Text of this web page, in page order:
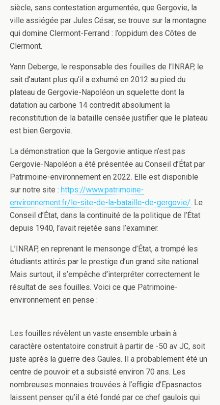
siècle, sans contestation argumentée, que Gergovie, la
ville assiégée par Jules César, se trouve sur la montagne
qui domine Clermont-Ferrand : l’oppidum des Côtes de
Clermont.
Yann Deberge, le responsable des fouilles de l’INRAP, le
sait d’autant plus qu’il a exhumé en 2012 au pied du
plateau de Gergovie-Napoléon un squelette dont la
datation au carbone 14 contredit absolument la
reconstitution de la bataille censée justifier que le plateau
est bien Gergovie.
La démonstration que la Gergovie antique n’est pas
Gergovie-Napoléon a été présentée au Conseil d’État par
Patrimoine-environnement en 2022. Elle est disponible
sur notre site : https://www.patrimoine-
environnement.fr/le-site-de-la-bataille-de-gergovie/. Le
Conseil d’État, dans la continuité de la politique de l’État
depuis 1940, l’avait rejetée sans l’examiner.
L’INRAP, en reprenant le mensonge d’État, a trompé les
étudiants attirés par le prestige d’un grand site national.
Mais surtout, il s’empêche d’interpréter correctement le
résultat de ses fouilles. Voici ce que Patrimoine-
environnement en pense :
Les fouilles révèlent un vaste ensemble urbain à
caractère ostentatoire construit à partir de -50 av JC, soit
juste après la guerre des Gaules. Il a probablement été un
centre de pouvoir et a subsisté environ 70 ans. Les
nombreuses monnaies trouvées à l’effigie d’Epasnactos
laissent penser qu’il a été fondé par ce chef gaulois qui